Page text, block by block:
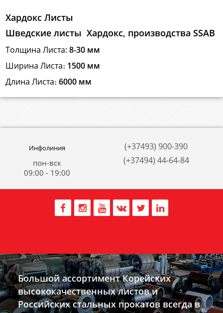
Хардокс Листы
Шведские листы Хардокс, производства SSAB
Толщина Листа: 8-30 мм
Ширина Листа։ 1500 мм
Длина Листа։ 6000 мм
Инфолиния
пон-вск
09:00 - 19:00
(+37493) 900-390
(+37494) 44-64-84
Большой ассортимент Корейских
высококачественных листов и
Российских стальных прокатов всегда в